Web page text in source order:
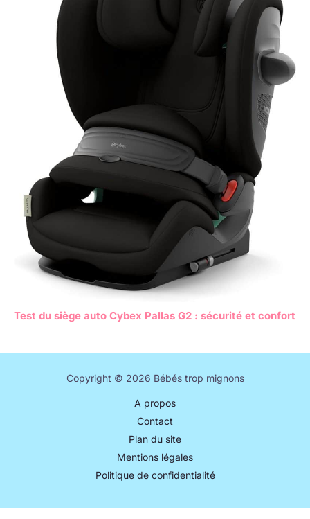
Test du siège auto Cybex Pallas G2 : sécurité et confort
Copyright © 2026 Bébés trop mignons
A propos
Contact
Plan du site
Mentions légales
Politique de confidentialité